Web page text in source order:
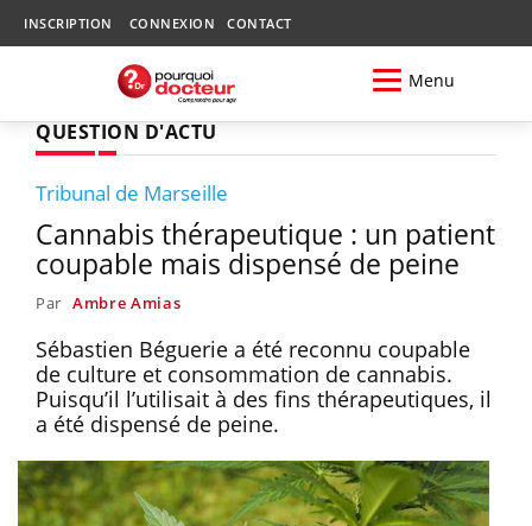
INSCRIPTION CONNEXION CONTACT
Menu
QUESTION D'ACTU
Tribunal de Marseille
Cannabis thérapeutique : un patient
coupable mais dispensé de peine
Par Ambre Amias
Sébastien Béguerie a été reconnu coupable
de culture et consommation de cannabis.
Puisqu’il l’utilisait à des fins thérapeutiques, il
a été dispensé de peine.